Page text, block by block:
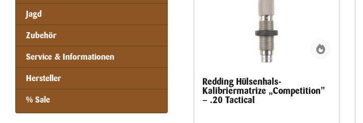
Jagd
Zubehör
Service & Informationen
Hersteller
% Sale
Redding Hülsenhals-
Kalibriermatrize „Competition”
– .20 Tactical